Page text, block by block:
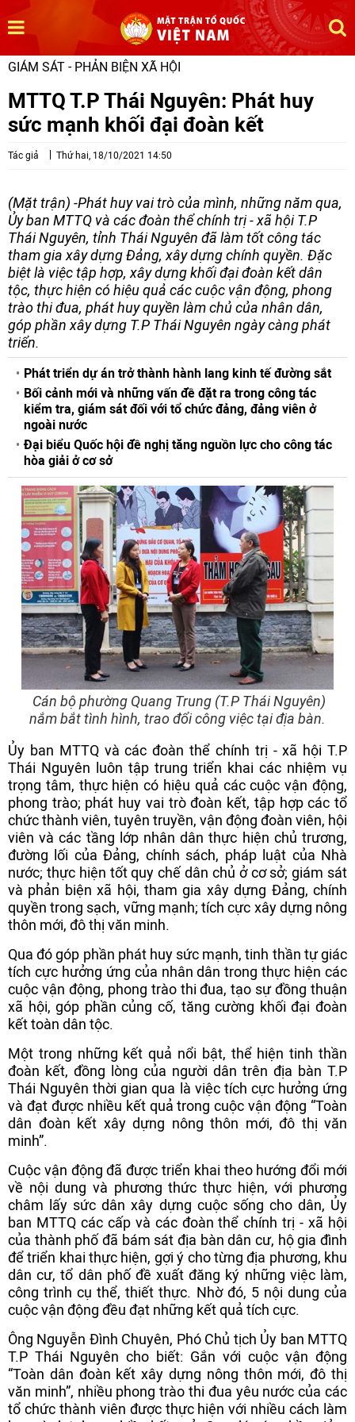
GIÁM SÁT - PHẢN BIỆN XÃ HỘI
MTTQ T.P Thái Nguyên: Phát huy
sức mạnh khối đại đoàn kết
Tác giả Thứ hai, 18/10/2021 14:50
(Mặt trận) -Phát huy vai trò của mình, những năm qua,
Ủy ban MTTQ và các đoàn thể chính trị - xã hội T.P
Thái Nguyên, tỉnh Thái Nguyên đã làm tốt công tác
tham gia xây dựng Đảng, xây dựng chính quyền. Đặc
biệt là việc tập hợp, xây dựng khối đại đoàn kết dân
tộc, thực hiện có hiệu quả các cuộc vận động, phong
trào thi đua, phát huy quyền làm chủ của nhân dân,
góp phần xây dựng T.P Thái Nguyên ngày càng phát
triển.
Phát triển dự án trở thành hành lang kinh tế đường sắt
Bối cảnh mới và những vấn đề đặt ra trong công tác
kiểm tra, giám sát đối với tổ chức đảng, đảng viên ở
ngoài nước
Đại biểu Quốc hội đề nghị tăng nguồn lực cho công tác
hòa giải ở cơ sở
Cán bộ phường Quang Trung (T.P Thái Nguyên)
nắm bắt tình hình, trao đổi công việc tại địa bàn.
Ủy ban MTTQ và các đoàn thể chính trị - xã hội T.P
Thái Nguyên luôn tập trung triển khai các nhiệm vụ
trọng tâm, thực hiện có hiệu quả các cuộc vận động,
phong trào; phát huy vai trò đoàn kết, tập hợp các tổ
chức thành viên, tuyên truyền, vận động đoàn viên, hội
viên và các tầng lớp nhân dân thực hiện chủ trương,
đường lối của Đảng, chính sách, pháp luật của Nhà
nước; thực hiện tốt quy chế dân chủ ở cơ sở; giám sát
và phản biện xã hội, tham gia xây dựng Đảng, chính
quyền trong sạch, vững mạnh; tích cực xây dựng nông
thôn mới, đô thị văn minh.
Qua đó góp phần phát huy sức mạnh, tinh thần tự giác
tích cực hưởng ứng của nhân dân trong thực hiện các
cuộc vận động, phong trào thi đua, tạo sự đồng thuận
xã hội, góp phần củng cố, tăng cường khối đại đoàn
kết toàn dân tộc.
Một trong những kết quả nổi bật, thể hiện tinh thần
đoàn kết, đồng lòng của người dân trên địa bàn T.P
Thái Nguyên thời gian qua là việc tích cực hưởng ứng
và đạt được nhiều kết quả trong cuộc vận động “Toàn
dân đoàn kết xây dựng nông thôn mới, đô thị văn
minh”.
Cuộc vận động đã được triển khai theo hướng đổi mới
về nội dung và phương thức thực hiện, với phương
châm lấy sức dân xây dựng cuộc sống cho dân, Ủy
ban MTTQ các cấp và các đoàn thể chính trị - xã hội
của thành phố đã bám sát địa bàn dân cư, hộ gia đình
để triển khai thực hiện, gợi ý cho từng địa phương, khu
dân cư, tổ dân phố đề xuất đăng ký những việc làm,
công trình cụ thể, thiết thực. Nhờ đó, 5 nội dung của
cuộc vận động đều đạt những kết quả tích cực.
Ông Nguyễn Đình Chuyên, Phó Chủ tịch Ủy ban MTTQ
T.P Thái Nguyên cho biết: Gắn với cuộc vận động
“Toàn dân đoàn kết xây dựng nông thôn mới, đô thị
văn minh”, nhiều phong trào thi đua yêu nước của các
tổ chức thành viên được thực hiện với nhiều cách làm